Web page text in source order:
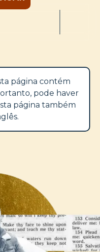
página contém
pode haver
página também